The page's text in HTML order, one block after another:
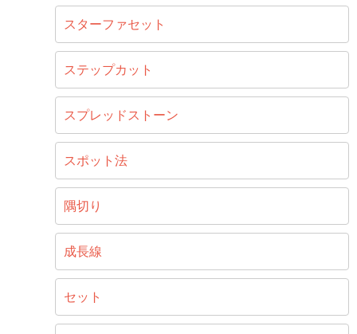
スターファセット
ステップカット
スプレッドストーン
スポット法
隅切り
成長線
セット